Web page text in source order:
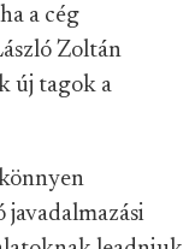
a cég
Zoltán
új tagok a